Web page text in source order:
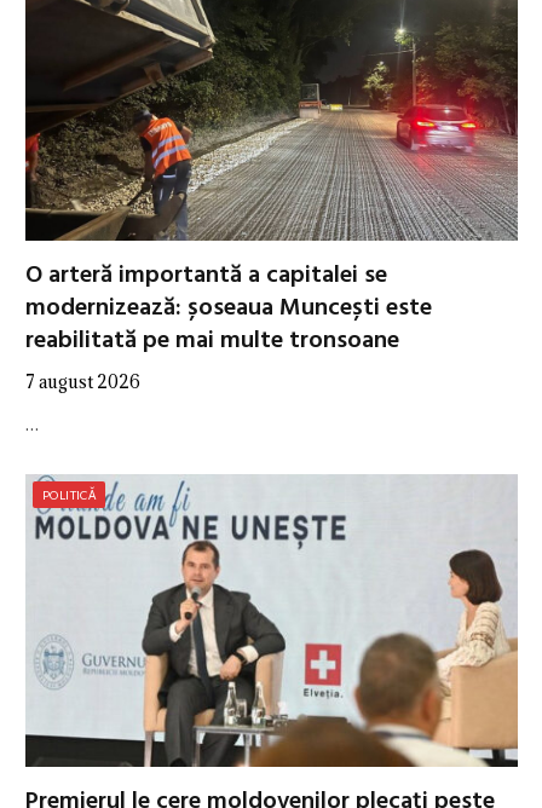
O arteră importantă a capitalei se
modernizează: șoseaua Muncești este
reabilitată pe mai multe tronsoane
7 august 2026
…
POLITICĂ